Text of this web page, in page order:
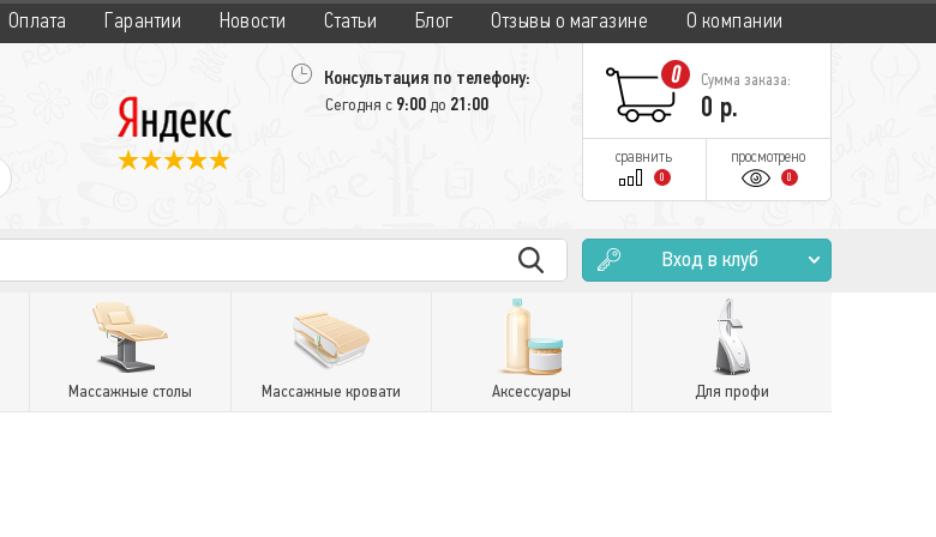
Оплата Гарантии Новости Статьи Блог Отзывы о магазине О компании
Консультация по телефону:
Сегодня с 9:00до 21:00
0 Сумма заказа:
0 р.
сравнить
0
просмотрено
0
Вход в клуб
Массажные столы Массажные кровати Аксессуары Для профи